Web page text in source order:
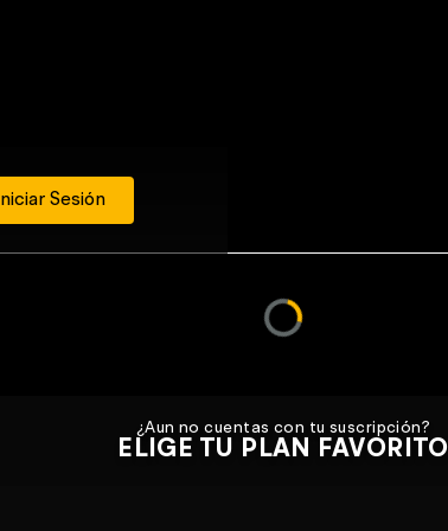
Iniciar Sesión
¿Aun no cuentas con tu suscripción?
ELIGE TU PLAN FAVORITO